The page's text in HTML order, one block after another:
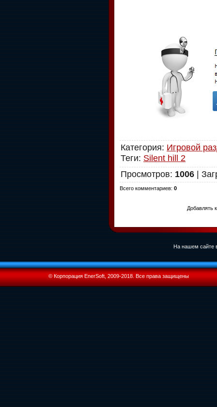
Категория: Игровой
Теги: Silent hill 2
Просмотров: 1006 |
Всего комментариев: 0
Добавлять
На нашем сайте
© Корпорация EnerSoft, 2009-2018. Все права защищены